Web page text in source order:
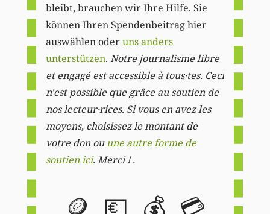
bleibt, brauchen wir Ihre Hilfe. Sie
können Ihren Spendenbeitrag hier
auswählen oderuns anders
unterstützen. Notre journalisme libre
et engagé est accessible à tous·tes. Ceci
n'est possible que grâce au soutien de
nos lecteur·rices. Si vous en avez les
moyens, choisissez le montant de
votre don ou une autre forme de
soutien ici. Merci ! .
🪙 💶 💰 💳